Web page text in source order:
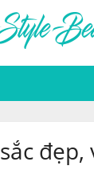
sắc đẹp,